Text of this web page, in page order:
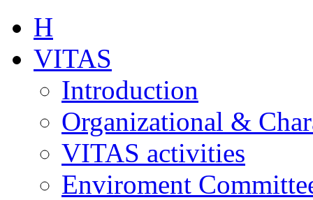
H
VITAS
Introduction
Organizational &
VITAS activities
Enviroment